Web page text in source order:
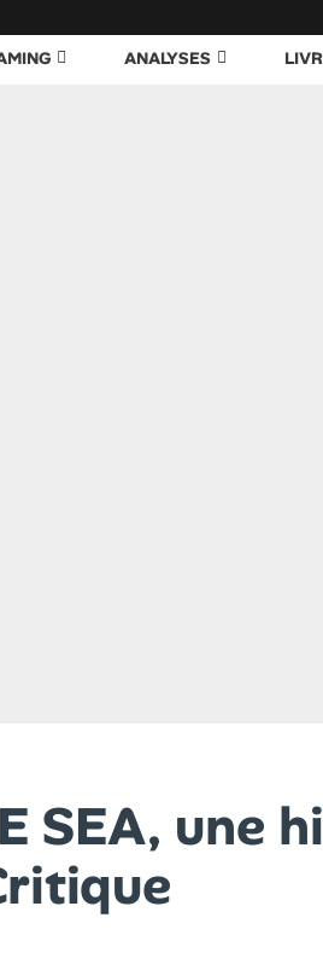
ANALYSES
SEA, une